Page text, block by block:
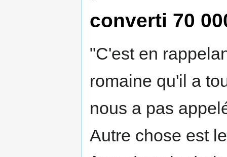
converti 70
"C'est en
romaine qu'il a
nous a pas
Autre chose est